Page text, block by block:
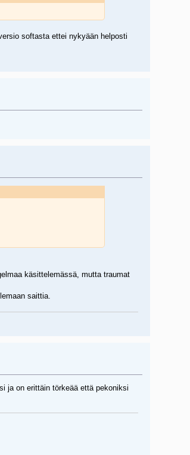
softasta ettei nykyään helposti
käsittelemässä, mutta traumat
saittia.
ja on erittäin törkeää että pekoniksi